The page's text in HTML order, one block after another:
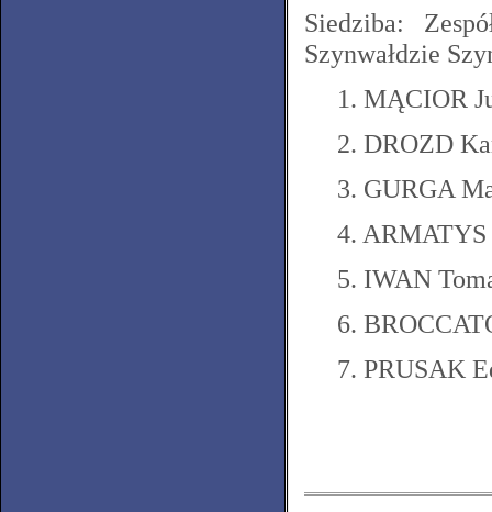
Siedziba:
Szynwałdzie
1. MĄCIOR
2. DROZD
3. GURGA
4.
5. IWAN
6.
7. PRUSAK